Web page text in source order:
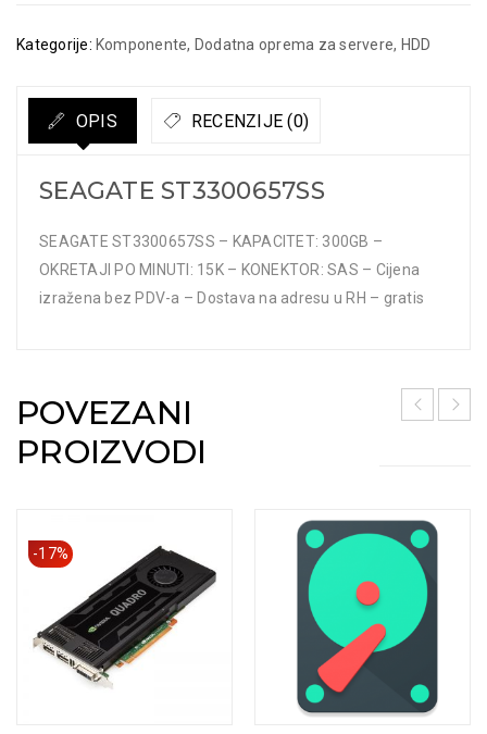
Kategorije: Komponente, Dodatna oprema za servere, HDD
OPIS RECENZIJE (0)
SEAGATE ST3300657SS
SEAGATE ST3300657SS – KAPACITET: 300GB –
OKRETAJI PO MINUTI: 15K – KONEKTOR: SAS – Cijena
izražena bez PDV-a – Dostava na adresu u RH – gratis
POVEZANI
PROIZVODI
-17%